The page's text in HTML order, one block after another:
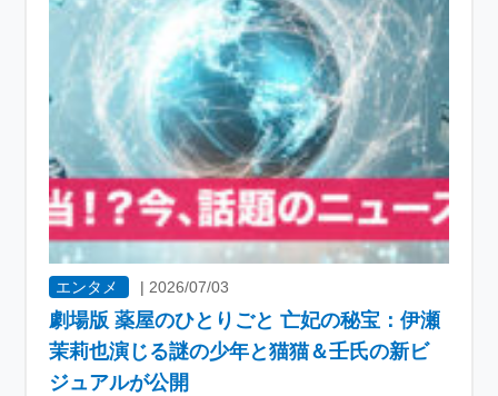
エンタメ |2026/07/03
劇場版 薬屋のひとりごと 亡妃の秘宝：伊瀬
茉莉也演じる謎の少年と猫猫＆壬氏の新ビ
ジュアルが公開